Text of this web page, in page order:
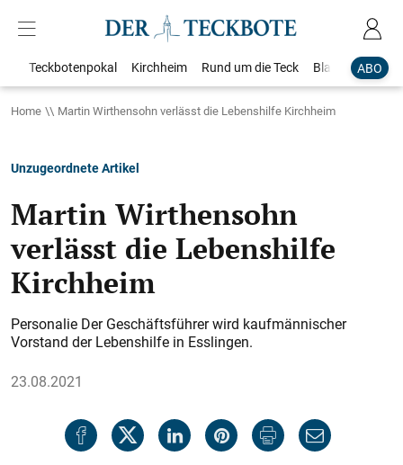
ABO
Teckbotenpokal Kirchheim Rund um die Teck Blaulicht
Home Martin Wirthensohn verlässt die Lebenshilfe Kirchheim
Unzugeordnete Artikel
Martin Wirthensohn
verlässt die Lebenshilfe
Kirchheim
Personalie Der Geschäftsführer wird kaufmännischer
Vorstand der Lebenshilfe in Esslingen.
23.08.2021